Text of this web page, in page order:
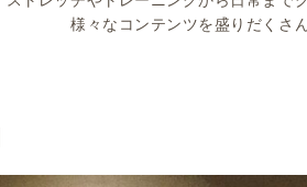
様々なコンテンツを盛りだくさ